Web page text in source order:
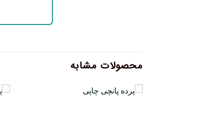
محصولات مشابه